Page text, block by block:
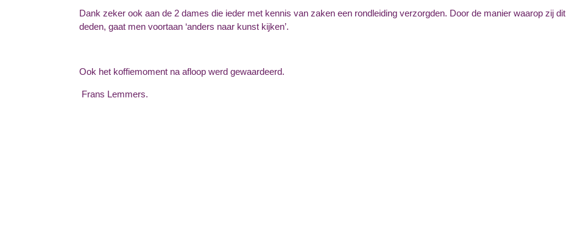
Dank zeker ook aan de 2 dames die ieder met kennis van zaken een rondleiding verzorgden. Door de manier waarop zij dit
deden, gaat men voortaan ‘anders naar kunst kijken’.
Ook het koffiemoment na afloop werd gewaardeerd.
Frans Lemmers.